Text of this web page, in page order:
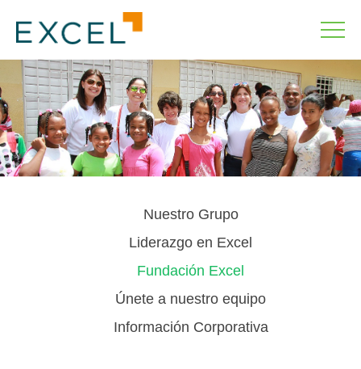
Nuestro Grupo
Liderazgo en Excel
Fundación Excel
Únete a nuestro equipo
Información Corporativa